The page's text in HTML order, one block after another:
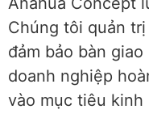
Chúng tôi quản
đảm bảo bàn
doanh nghiệp
vào mục tiêu kinh